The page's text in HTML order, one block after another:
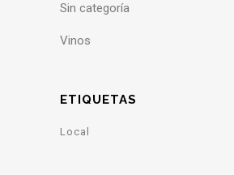
Sin categoría
Vinos
ETIQUETAS
Local